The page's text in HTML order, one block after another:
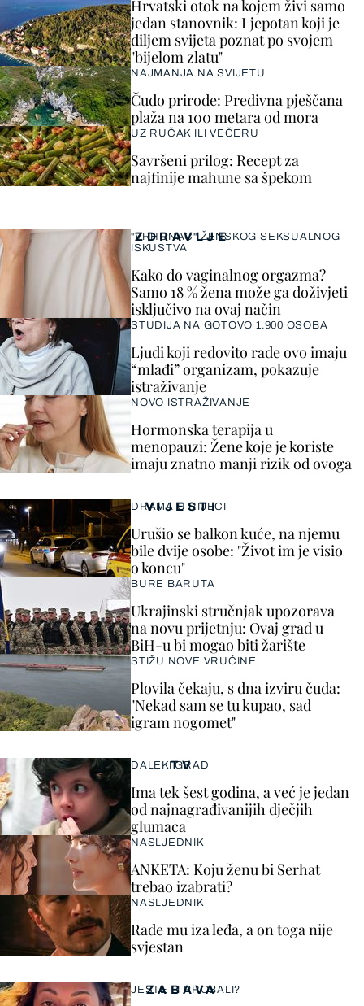
VIJESTI
DRAMA U RIJECI
Urušio se balkon kuće, na njemu
bile dvije osobe: "Život im je visio
o koncu"
BURE BARUTA
Ukrajinski stručnjak upozorava
na novu prijetnju: Ovaj grad u
BiH-u bi mogao biti žarište
STIŽU NOVE VRUĆINE
Plovila čekaju, s dna izviru čuda:
"Nekad sam se tu kupao, sad
igram nogomet"
ZDRAVLJE
"VRHUNAC" ŽENSKOG SEKSUALNOG
ISKUSTVA
Kako do vaginalnog orgazma?
Samo 18 % žena može ga doživjeti
isključivo na ovaj način
STUDIJA NA GOTOVO 1.900 OSOBA
Ljudi koji redovito rade ovo imaju
“mlađi” organizam, pokazuje
istraživanje
NOVO ISTRAŽIVANJE
Hormonska terapija u
menopauzi: Žene koje je koriste
imaju znatno manji rizik od ovoga
ZABAVA
JESTE LI PROBALI?
TV
DALEKI GRAD
Ima tek šest godina, a već je jedan
od najnagrađivanijih dječjih
glumaca
NASLJEDNIK
ANKETA: Koju ženu bi Serhat
trebao izabrati?
NASLJEDNIK
Rade mu iza leđa, a on toga nije
svjestan
Hrvatski otok na kojem živi samo
jedan stanovnik: Ljepotan koji je
diljem svijeta poznat po svojem
"bijelom zlatu"
NAJMANJA NA SVIJETU
Čudo prirode: Predivna pješčana
plaža na 100 metara od mora
UZ RUČAK ILI VEČERU
Savršeni prilog: Recept za
najfinije mahune sa špekom